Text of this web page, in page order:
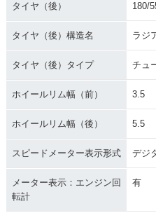
タイヤ（後） 180/
タイヤ（後）構造名 ラジ
タイヤ（後）タイプ チュ
ホイールリム幅（前） 3.5
ホイールリム幅（後） 5.5
スピードメーター表示形式 デジ
メーター表示：エンジン回
転計
有